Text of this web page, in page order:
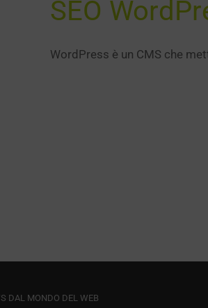
SEO
WordPress è un CMS che
DAL MONDO DEL WEB